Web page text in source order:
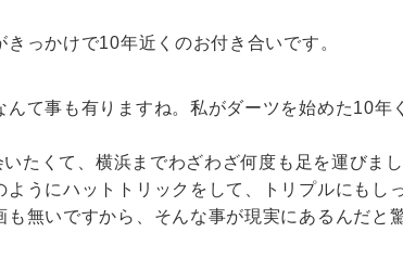
っかけで10年近くのお付き合いです。
て事も有りますね。私がダーツを始めた10年
たくて、横浜までわざわざ何度も足を運びまし
うにハットトリックをして、トリプルにもし
無いですから、そんな事が現実にあるんだと